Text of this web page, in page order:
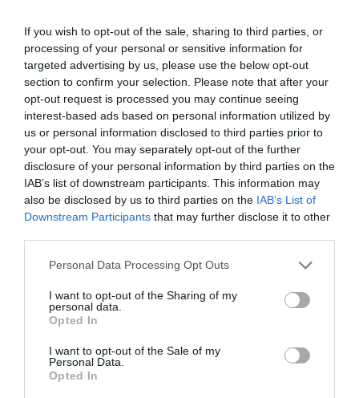
If you wish to opt-out of the sale, sharing to third parties, or
processing of your personal or sensitive information for
targeted advertising by us, please use the below opt-out
section to confirm your selection. Please note that after your
opt-out request is processed you may continue seeing
interest-based ads based on personal information utilized by
us or personal information disclosed to third parties prior to
your opt-out. You may separately opt-out of the further
disclosure of your personal information by third parties on the
IAB’s list of downstream participants. This information may
also be disclosed by us to third parties on the IAB’s List of
Downstream Participants that may further disclose it to other
Personal Data Processing Opt Outs
I want to opt-out of the Sharing of my
personal data.
Opted In
I want to opt-out of the Sale of my
Personal Data.
Opted In
Μήνας Επαγγελματικά Ημερόπλοια
Νοέμβριος – Δεκέμβριος
2018
91 0
Ιανουάριος 2019 474 0
Φεβρουάριος 2019 384 4
Μάιος 2019 (έως 13-05)